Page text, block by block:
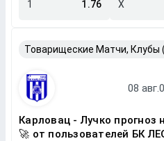
1 1.76 X
Карловац - Лучко прогноз
🚀 от пользователей БК